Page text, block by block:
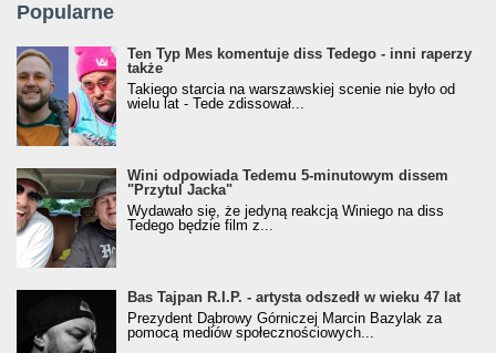
Popularne
Ten Typ Mes komentuje diss Tedego - inni raperzy
także
Takiego starcia na warszawskiej scenie nie było od
wielu lat - Tede zdissował...
Wini odpowiada Tedemu 5-minutowym dissem
"Przytul Jacka"
Wydawało się, że jedyną reakcją Winiego na diss
Tedego będzie film z...
Bas Tajpan R.I.P. - artysta odszedł w wieku 47 lat
Prezydent Dąbrowy Górniczej Marcin Bazylak za
pomocą mediów społecznościowych...